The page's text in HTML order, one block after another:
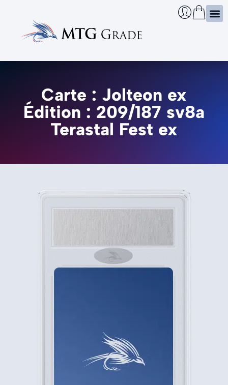
Carte : Jolteon ex
Édition : 209/187 sv8a
Terastal Fest ex